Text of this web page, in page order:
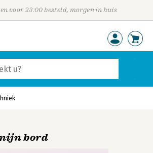
voor 23:00 besteld, morgen in huis
bord